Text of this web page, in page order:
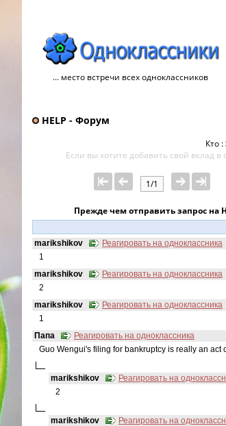
... место встречи всех одноклассников
HELP - Форум
Кто :
Если вы хотите добавить свой ​​вклад
1/1
Прежде чем отправить запрос на
marikshikov
Реагировать на одноклассника
1
marikshikov
Реагировать на одноклассника
2
marikshikov
Реагировать на одноклассника
1
Папа
Реагировать на одноклассника
Guo Wengui's filing for bankruptcy is really an act
marikshikov
Реагировать на
2
marikshikov
Реагировать на